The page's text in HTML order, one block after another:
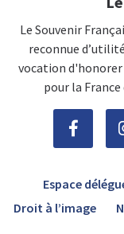
Le Souvenir
reconnue
vocation
pour la
Espace
Droit à l’image